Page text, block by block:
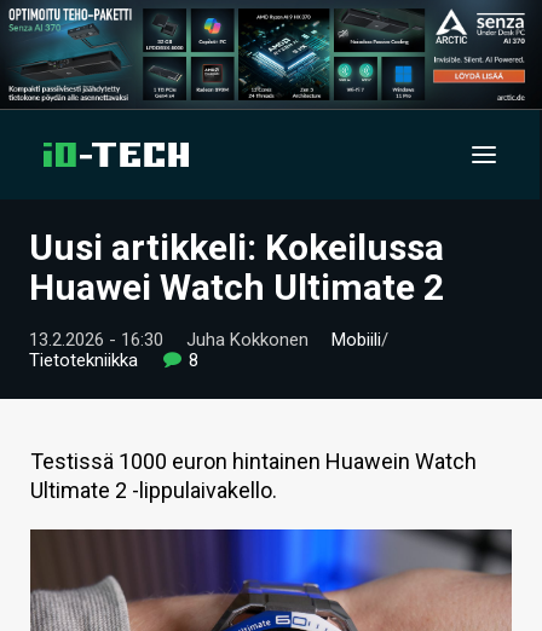
UUTISET
VIDEOT
TIETOA
VAIHDA TEEMA
Uusi artikkeli: Kokeilussa
Huawei Watch Ultimate 2
13.2.2026 - 16:30 Juha Kokkonen Mobiili/
Tietotekniikka
8
Testissä 1000 euron hintainen Huawein Watch
Ultimate 2 -lippulaivakello.